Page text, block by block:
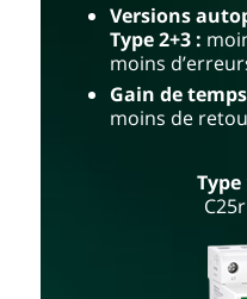
Versions
Type 2+3 :
moins
Gain de temps
moins de
Type